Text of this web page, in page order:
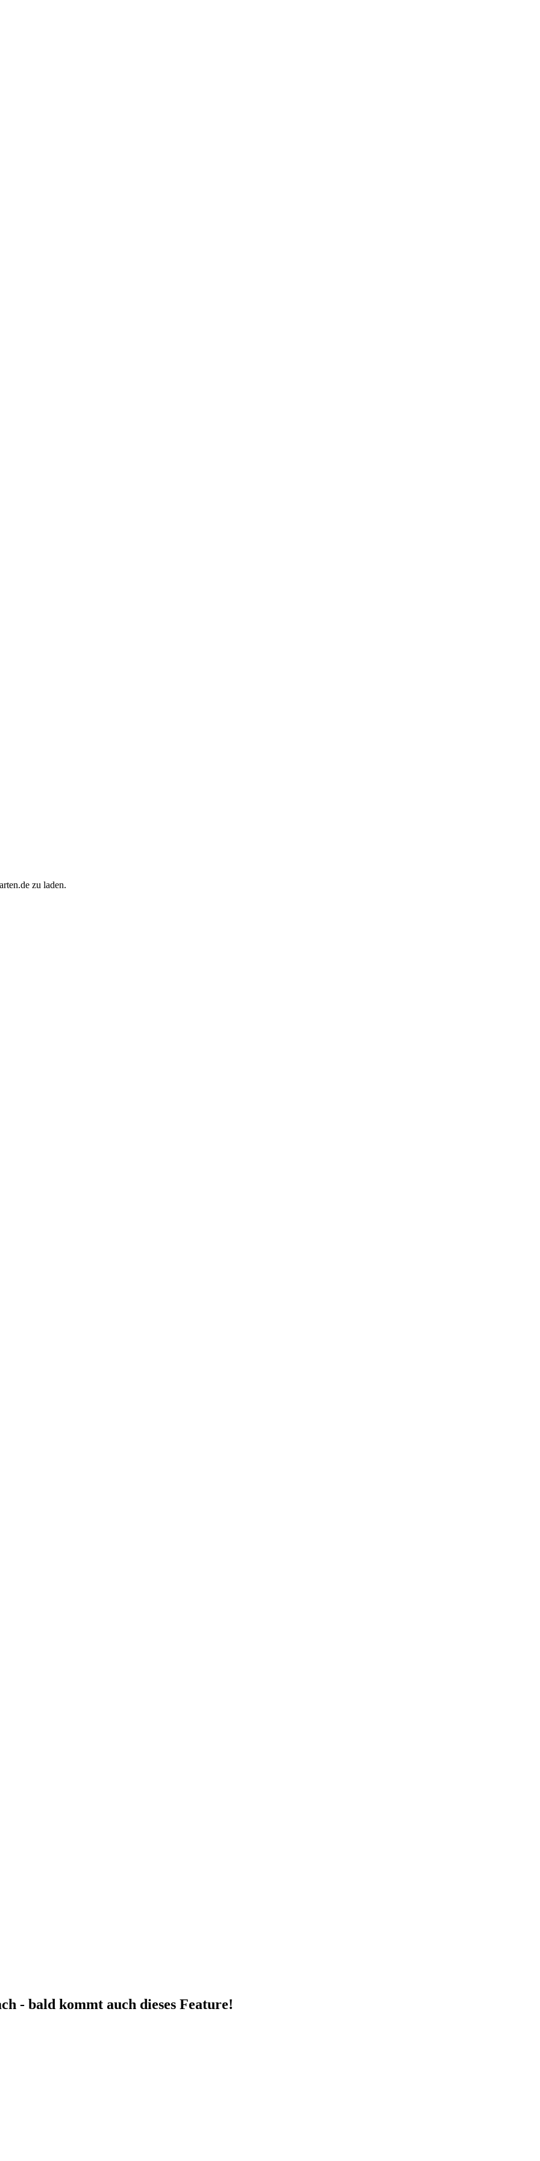
zu laden.
- bald kommt auch dieses Feature!